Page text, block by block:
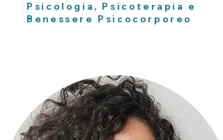
Psicologia, Psicoterapia e
Benessere Psicocorporeo